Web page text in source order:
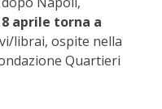
aprile torna a
librai, ospite nella
Quartieri